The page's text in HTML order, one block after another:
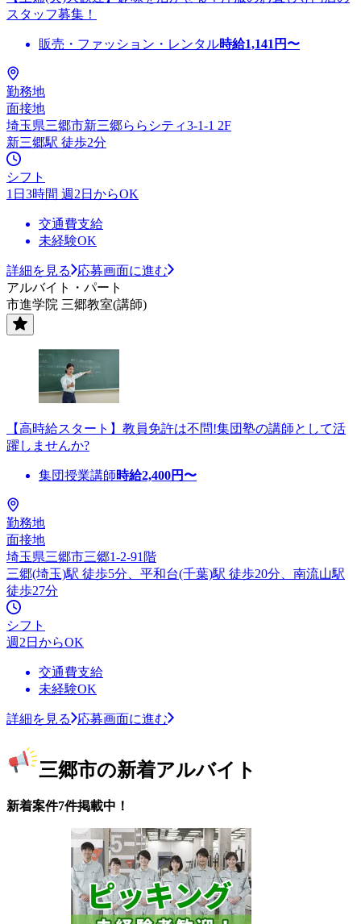
スタッフ募集！
販売・ファッション・レンタル時給1,141 円〜
勤務地
面接地
埼玉県三郷市新三郷ららシティ3-1-1 2F
新三郷駅 徒歩2分
シフト
1日3時間 週2日からOK
交通費支給
未経験OK
詳細を見る
応募画面に進む
アルバイト・パート
市進学院 三郷教室(講師)
【高時給スタート】教員免許は不問!集団塾の講師として活
躍しませんか?
集団授業講師時給2,400円〜
勤務地
面接地
埼玉県三郷市三郷1-2-91階
三郷(埼玉)駅 徒歩5分、平和台(千葉)駅 徒歩20分、南流山駅
徒歩27分
シフト
週2日からOK
交通費支給
未経験OK
詳細を見る 応募画面に進む
三郷市の新着アルバイト
新着案件7件掲載中！